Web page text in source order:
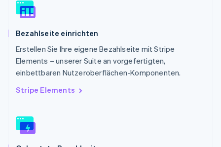
Bezahlseite einrichten
Erstellen Sie Ihre eigene Bezahlseite mit Stripe
Elements – unserer Suite an vorgefertigten,
einbettbaren Nutzeroberflächen-Komponenten.
Stripe Elements
Schweden
Svenska
DeutschFrançaisItaliano
Singapur
Slowakei
English
Slowenien
China
English